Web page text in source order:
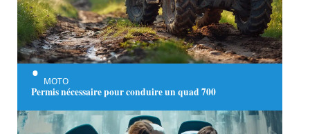
MOTO
Permis nécessaire pour conduire un quad 700